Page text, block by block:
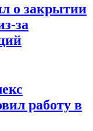
о закрытии
за
работу в